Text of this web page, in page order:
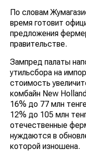
По словам
время готовит
предложения
правительстве.
Зампред палаты
утильсбора на
стоимость
комбайн New
16% до 77 млн
12% до 105 млн
отечественные
нуждаются в
которой изношена.